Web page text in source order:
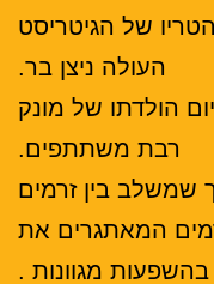
של הגיטריסט
העולה ניצן בר.
הולדתו של מונק
רבת משתתפים.
שמשלב בין זרמים
המאתגרים את
מגוונות .